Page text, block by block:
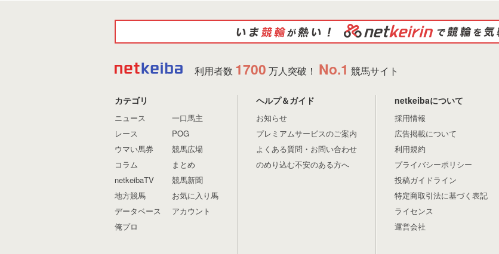
利用者数 1700 万人突破！ No.1 競馬サイト
カテゴリ
ニュース
レース
ウマい馬券
コラム
netkeibaTV
地方競馬
データベース
俺プロ
一口馬主
POG
競馬広場
まとめ
競馬新聞
お気に入り馬
アカウント
ヘルプ＆ガイド
お知らせ
プレミアムサービスのご案内
よくある質問・お問い合わせ
のめり込む不安のある方へ
netkeibaについて
採用情報
広告掲載について
利用規約
プライバシーポリシー
投稿ガイドライン
特定商取引法に基づく表記
ライセンス
運営会社